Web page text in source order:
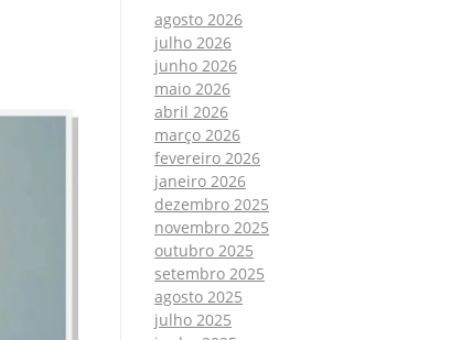
agosto 2026
julho 2026
junho 2026
maio 2026
abril 2026
março 2026
fevereiro 2026
janeiro 2026
dezembro 2025
novembro 2025
outubro 2025
setembro 2025
agosto 2025
julho 2025